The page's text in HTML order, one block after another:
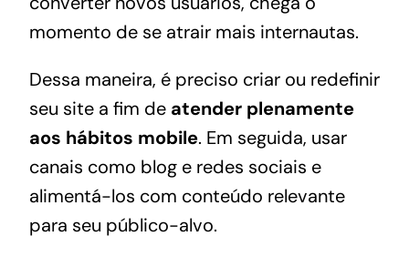
momento de se atrair mais internautas.
Dessa maneira, é preciso criar ou redefinir
seu site a fim de atender plenamente
aos hábitos mobile. Em seguida, usar
canais como blog e redes sociais e
alimentá-los com conteúdo relevante
para seu público-alvo.